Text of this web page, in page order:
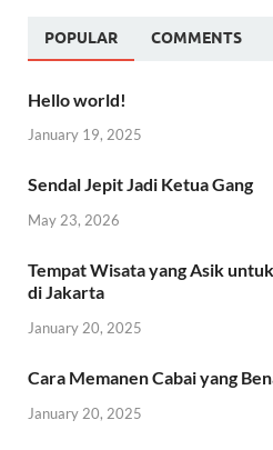
POPULAR COMMENTS
Hello world!
January 19, 2025
Sendal Jepit Jadi Ketua Gang
May 23, 2026
Tempat Wisata yang Asik
di Jakarta
January 20, 2025
Cara Memanen Cabai yang
January 20, 2025